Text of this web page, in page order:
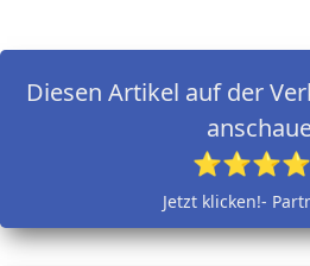
Diesen Artikel auf der
Jetzt klicken!-